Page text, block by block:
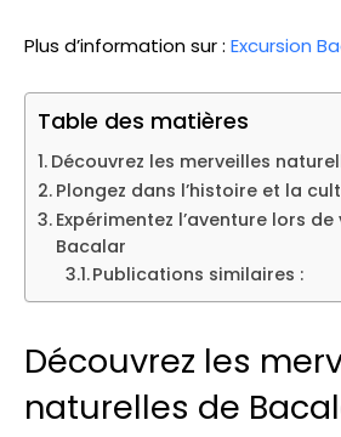
Plus d’information sur : Excursion
Table des matières
Découvrez les merveilles
Plongez dans l’histoire et la
Expérimentez l’aventure lors
Bacalar
Publications similaires :
Découvrez les
naturelles de